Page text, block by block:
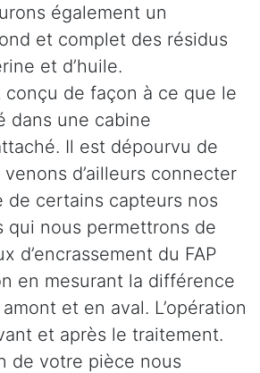
également un
et complet des résidus
et d’huile.
conçu de façon à ce que le
dans une cabine
Il est dépourvu de
d’ailleurs connecter
de certains capteurs nos
qui nous permettrons de
d’encrassement du FAP
en mesurant la différence
et en aval. L’opération
et après le traitement.
de votre pièce nous